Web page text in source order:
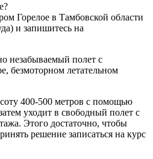
Горелое в Тамбовской области
и запишитесь на
незабываемый полет с
безмоторном летательном
400-500 метров с помощью
уходит в свободный полет с
Этого достаточно, чтобы
решение записаться на курс